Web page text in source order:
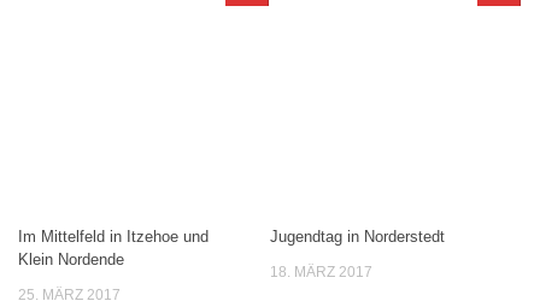
Im Mittelfeld in Itzehoe und
Klein Nordende
25. MÄRZ 2017
Jugendtag in Norderstedt
18. MÄRZ 2017